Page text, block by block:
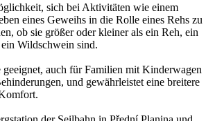
sich bei Aktivitäten wie einem
eines Geweihs in die Rolle eines Rehs zu
ob sie größer oder kleiner als ein Reh, ein
Wildschwein sind.
auch für Familien mit Kinderwagen
und gewährleistet eine breitere